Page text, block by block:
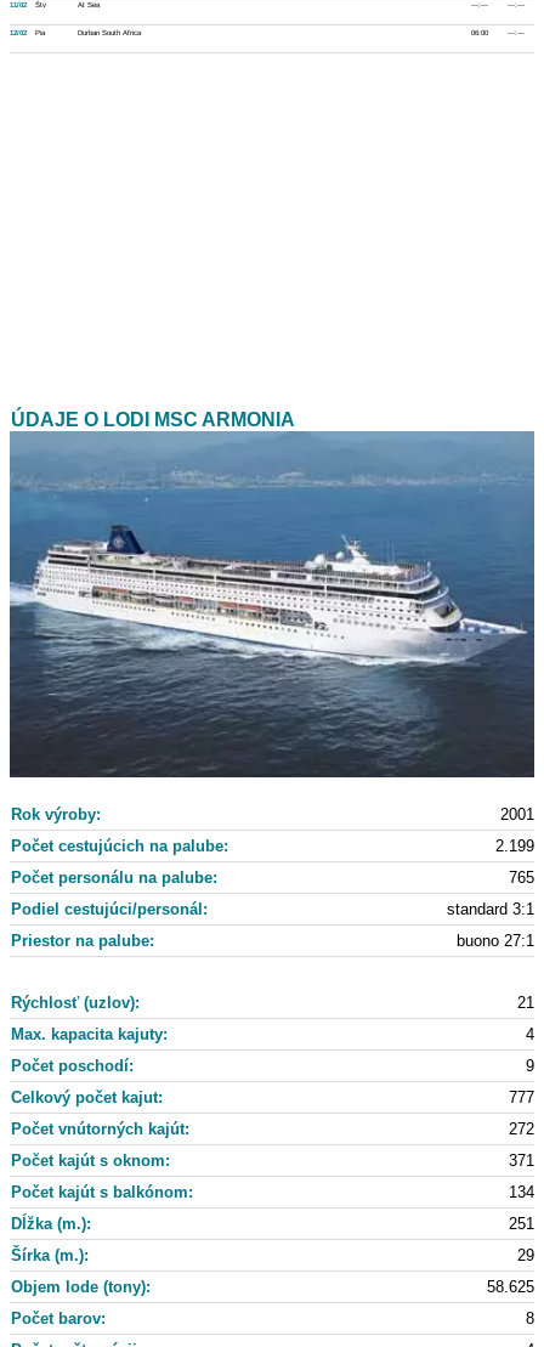
---:---
---:---
11/02 Štv At Sea
---:---
06:00
12/02 Pia Durban South Africa
ÚDAJE O LODI MSC ARMONIA
Rok výroby:
2001
Počet cestujúcich na palube:
2.199
Počet personálu na palube:
765
Podiel cestujúci/personál:
standard 3:1
Priestor na palube:
buono 27:1
21
Rýchlosť (uzlov):
4
Max. kapacita kajuty:
Počet poschodí:
9
Celkový počet kajut:
777
Počet vnútorných kajút:
272
Počet kajút s oknom:
371
Počet kajút s balkónom:
134
Dĺžka (m.):
251
Šírka (m.):
29
Objem lode (tony):
58.625
Počet barov:
8